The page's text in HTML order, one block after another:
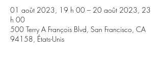
01 août 2023, 19 h 00 – 20 août 2023, 23
h 00
500 Terry A François Blvd, San Francisco, CA
94158, États-Unis